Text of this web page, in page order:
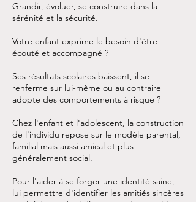
Grandir, évoluer, se construire dans la
sérénité et la sécurité.
Votre enfant exprime le besoin d'être
écouté et accompagné ?
Ses résultats scolaires baissent, il se
renferme sur lui-même ou au contraire
adopte des comportements à risque ?
Chez l'enfant et l'adolescent, la construction
de l'individu repose sur le modèle parental,
familial mais aussi amical et plus
généralement social.
Pour l'aider à se forger une identité saine,
lui permettre d'identifier les amitiés sincères